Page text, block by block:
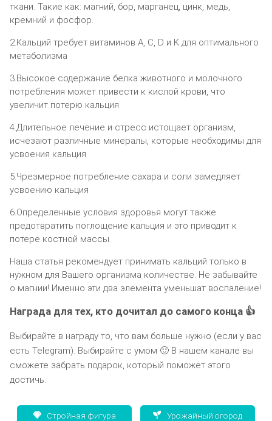
ткани. Такие как: магний, бор, марганец, цинк, медь,
кремний и фосфор.
2.Кальций требует витаминов A, C, D и K для оптимального
метаболизма
3.Высокое содержание белка животного и молочного
потребления может привести к кислой крови, что
увеличит потерю кальция
4.Длительное лечение и стресс истощает организм,
исчезают различные минералы, которые необходимы для
усвоения кальция
5.Чрезмерное потребление сахара и соли замедляет
усвоению кальция
6.Определенные условия здоровья могут также
предотвратить поглощение кальция и это приводит к
потере костной массы
Наша статья рекомендует принимать кальций только в
нужном для Вашего организма количестве. Не забывайте
о магнии! Именно эти два элемента уменьшат воспаление!
Награда для тех, кто дочитал до самого конца 👍
Выбирайте в награду то, что вам больше нужно (если у вас
есть Telegram). Выбирайте с умом 🙂 В нашем канале вы
сможете забрать подарок, который поможет этого
достичь.
Стройная фигура Урожайный огород